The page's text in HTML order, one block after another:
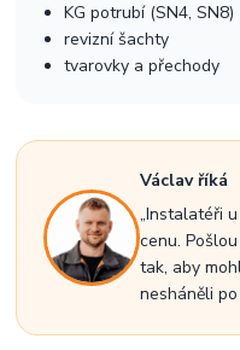
KG potrubí (SN4, SN8)
revizní šachty
tvarovky a přechody
Václav říká
„Instalatéři
cenu.
tak, aby
nesháněli